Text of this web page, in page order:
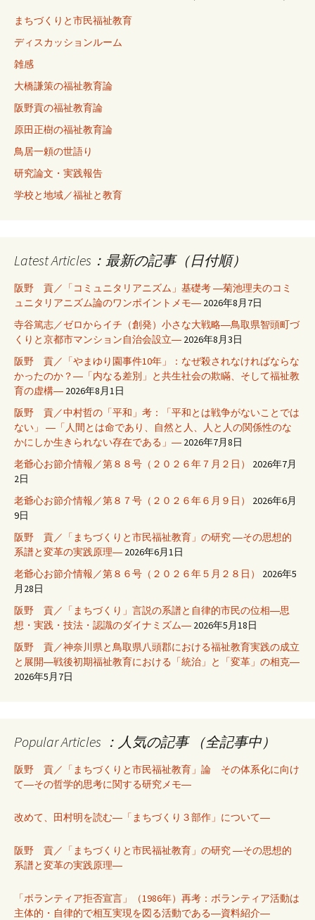
まちづくりと市民福祉教育
ディスカッションルーム
雑感
大橋謙策の福祉教育論
阪野貢の福祉教育論
原田正樹の福祉教育論
鳥居一頼の世語り
研究論文・実践報告
学校と地域／福祉と教育
Latest Articles：最新の記事（日付順）
阪野 貢／「コミュニタリアニズム」基礎考 ―菊池理夫のコミ
ュニタリアニズム論のワンポイントメモ― 2026年8月7日
寺谷篤志／ゼロからイチ（創発）小さな大戦略―鳥取県智頭町づ
くりと京都市マンション自治会設立― 2026年8月3日
阪野 貢／「やまゆり園事件10年」：なぜ殺されなければならな
かったのか？―「内なる差別」と共生社会の欺瞞、そして福祉教
育の虚構― 2026年8月1日
阪野 貢／中村哲の「平和」考：「平和とは戦争がないことでは
ない」 ―「人間とは命であり、自然と人、人と人の関係性のな
かにしか生きられない存在である」― 2026年7月8日
老爺心お節介情報／第８８号（２０２６年７月２日）
2026年7月
2日
老爺心お節介情報／第８７号（２０２６年６月９日）
2026年6月
9日
阪野 貢／「まちづくりと市民福祉教育」の研究 ―その思想的
系譜と変革の実践原理― 2026年6月1日
老爺心お節介情報／第８６号（２０２６年５月２８日）
2026年5
月28日
阪野 貢／「まちづくり」言説の系譜と自律的市民の位相―思
想・実践・技法・認識のダイナミズム― 2026年5月18日
阪野 貢／神奈川県と鳥取県八頭郡における福祉教育実践の成立
と展開―戦後初期福祉教育における「統治」と「変革」の相克―
2026年5月7日
Popular Articles ：人気の記事 （全記事中）
阪野 貢／「まちづくりと市民福祉教育」論 その体系化に向け
て―その哲学的思考に関する研究メモ―
改めて、田村明を読む―「まちづくり３部作」について―
阪野 貢／「まちづくりと市民福祉教育」の研究 ―その思想的
系譜と変革の実践原理―
「ボランティア拒否宣言」（1986年）再考：ボランティア活動は
主体的・自律的で相互実現を図る活動である―資料紹介―